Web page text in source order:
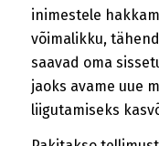
inimestele
võimalikku,
saavad oma
jaoks avame uue
liigutamiseks